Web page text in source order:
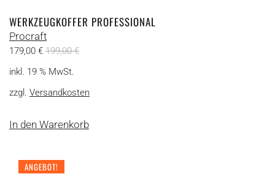
WERKZEUGKOFFER PROFESSIONAL
Procraft
179,00 € 199,00€
inkl. 19 % MwSt.
zzgl. Versandkosten
In den Warenkorb
ANGEBOT!